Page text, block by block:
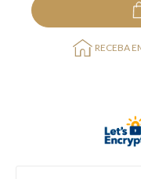
RECEBA